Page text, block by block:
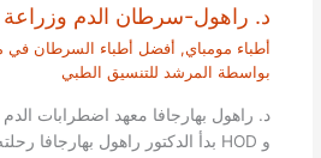
د. راهول-سرطان الدم وزراعة
أطباء مومباي, أفضل أطباء السرطان في
بواسطة المرشد للتنسيق الطبي
د. راهول بهارجافا معهد اضطرابات
و HOD بدأ الدكتور راهول بهارجافا رحلته في زراعة الخلايا […]